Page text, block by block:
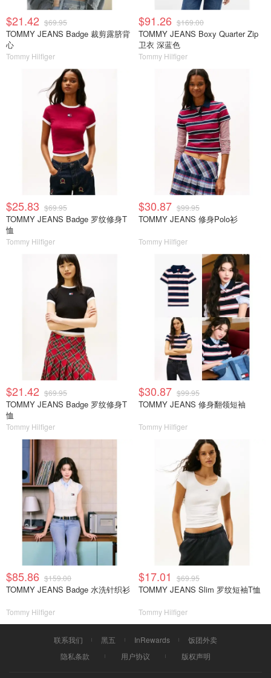
$21.42 $69.95
TOMMY JEANS Badge 裁剪露脐背
心
Tommy Hilfiger
$91.26 $169.00
TOMMY JEANS Boxy Quarter Zip
卫衣 深蓝色
Tommy Hilfiger
$25.83 $69.95
TOMMY JEANS Badge 罗纹修身T
恤
Tommy Hilfiger
$30.87 $99.95
TOMMY JEANS 修身Polo衫
Tommy Hilfiger
$21.42 $69.95
TOMMY JEANS Badge 罗纹修身T
恤
Tommy Hilfiger
$30.87 $99.95
TOMMY JEANS 修身翻领短袖
Tommy Hilfiger
$85.86 $159.00
TOMMY JEANS Badge 水洗针织衫
Tommy Hilfiger
$17.01 $69.95
TOMMY JEANS Slim 罗纹短袖T恤
Tommy Hilfiger
联系我们 黑五 InRewards
饭团外卖
隐私条款
用户协议 版权声明